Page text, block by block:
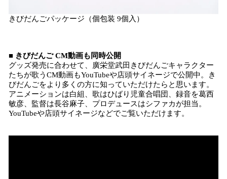
きびだんごパッケージ（個包装 9個入）
■ きびだんご CM動画も同時公開
グッズ発売に合わせて、廣栄堂武田きびだんごキャラクター
たちが歌うCM動画もYouTubeや店頭サイネージで公開中。き
びだんごをより多くの方に知っていただけたらと思います。
アニメーションは白組、歌はひばり児童合唱団、録音を葛⻄
敏彦、監督は長谷麻子、プロデュースはシファカが担当。
YouTubeや店頭サイネージなどでご覧いただけます。